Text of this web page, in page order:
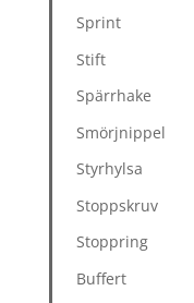
Sprint
Stift
Spärrhake
Smörjnippel
Styrhylsa
Stoppskruv
Stoppring
Buffert